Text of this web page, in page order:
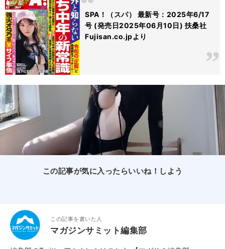
SPA！（スパ） 最新号：2025年6/17
号 (発売日2025年06月10日) 扶桑社
Fujisan.co.jpより
この記事が気に入ったらいいね！しよう
この記事を書いた人
マガジンサミット編集部